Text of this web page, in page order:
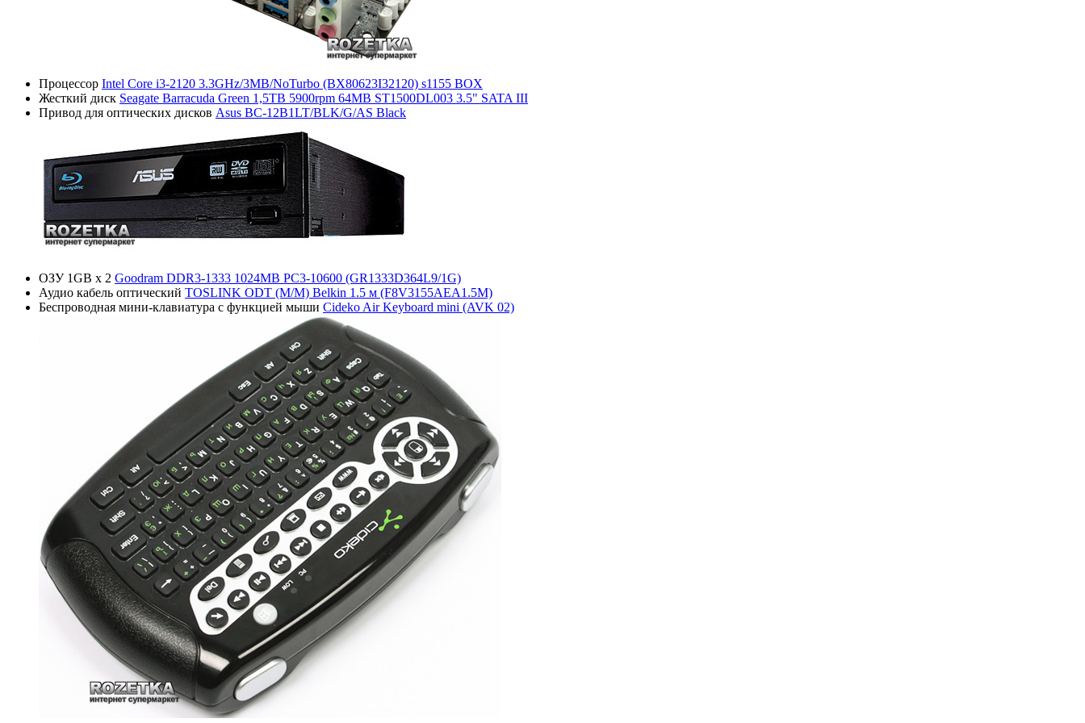
Процессор Intel Core i3-2120 3.3GHz/3MB/NoTurbo (BX80623I32120) s1155 BOX
Жесткий диск Seagate Barracuda Green 1,5TB 5900rpm 64MB ST1500DL003 3.5" SATA III
Привод для оптических дисков Asus BC-12B1LT/BLK/G/AS Black
ОЗУ 1GB x 2 Goodram DDR3-1333 1024MB PC3-10600 (GR1333D364L9/1G)
Аудио кабель оптический TOSLINK ODT (M/M) Belkin 1.5 м (F8V3155AEA1.5M)
Беспроводная мини-клавиатура с функцией мыши Cideko Air Keyboard mini (AVK 02)